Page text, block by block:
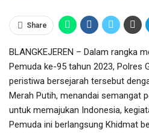
Share
BLANGKEJEREN – Dalam rangka
Pemuda ke-95 tahun 2023, Polres
peristiwa bersejarah tersebut
Merah Putih, menandai semangat
untuk memajukan Indonesia,
Pemuda ini berlangsung Khidmat